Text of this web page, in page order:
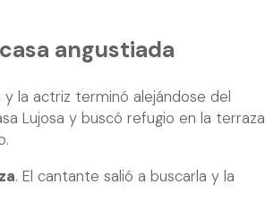
angustiada
la actriz terminó alejándose del
Lujosa y buscó refugio en la terraza
. El cantante salió a buscarla y la